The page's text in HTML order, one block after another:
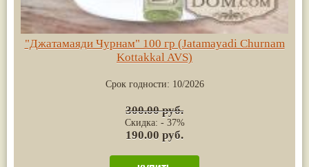
"Джатамаяди Чурнам" 100 гр (Jatamayadi Churnam
Kottakkal AVS)
Срок годности: 10/2026
300.00 руб.
Скидка: - 37%
190.00 руб.